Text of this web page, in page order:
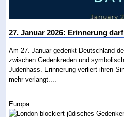
27. Januar 2026: Erinnerung
Am 27. Januar gedenkt Deutschland
zwischen Gedenkreden und
Judenhass. Erinnerung verliert ihren
mehr verlangt....
Europa